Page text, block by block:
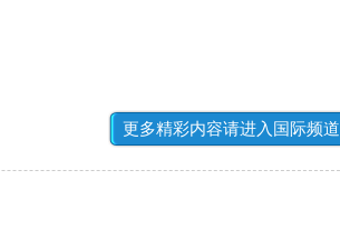
更多精彩内容请进入国际频道